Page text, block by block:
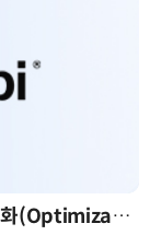
AI 시대의 의사결정을 바꾸는 수리최적화(Optimization): 실제 산업 적용 사례와 활용 전략